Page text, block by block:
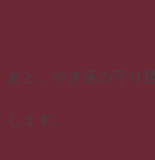
あと、やぎ座の守り
します。